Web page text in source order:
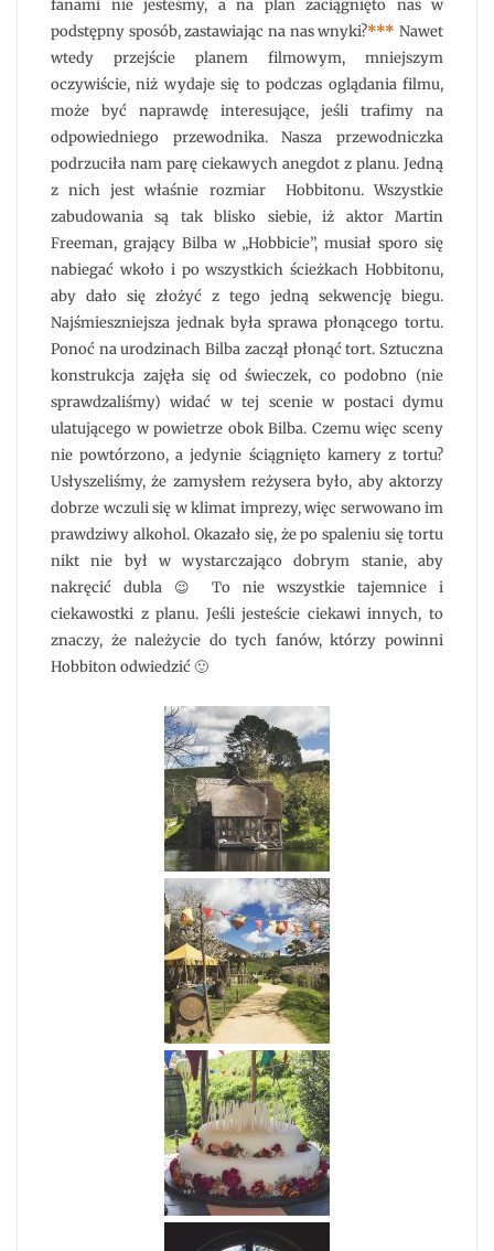
fanami nie jesteśmy, a na plan zaciągnięto nas w
podstępny sposób, zastawiając na nas wnyki?*** Nawet
wtedy przejście planem filmowym, mniejszym
oczywiście, niż wydaje się to podczas oglądania filmu,
może być naprawdę interesujące, jeśli trafimy na
odpowiedniego przewodnika. Nasza przewodniczka
podrzuciła nam parę ciekawych anegdot z planu. Jedną
z nich jest właśnie rozmiar Hobbitonu. Wszystkie
zabudowania są tak blisko siebie, iż aktor Martin
Freeman, grający Bilba w „Hobbicie”, musiał sporo się
nabiegać wkoło i po wszystkich ścieżkach Hobbitonu,
aby dało się złożyć z tego jedną sekwencję biegu.
Najśmieszniejsza jednak była sprawa płonącego tortu.
Ponoć na urodzinach Bilba zaczął płonąć tort. Sztuczna
konstrukcja zajęła się od świeczek, co podobno (nie
sprawdzaliśmy) widać w tej scenie w postaci dymu
ulatującego w powietrze obok Bilba. Czemu więc sceny
nie powtórzono, a jedynie ściągnięto kamery z tortu?
Usłyszeliśmy, że zamysłem reżysera było, aby aktorzy
dobrze wczuli się w klimat imprezy, więc serwowano im
prawdziwy alkohol. Okazało się, że po spaleniu się tortu
nikt nie był w wystarczająco dobrym stanie, aby
nakręcić dubla 😉 To nie wszystkie tajemnice i
ciekawostki z planu. Jeśli jesteście ciekawi innych, to
znaczy, że należycie do tych fanów, którzy powinni
Hobbiton odwiedzić 🙂